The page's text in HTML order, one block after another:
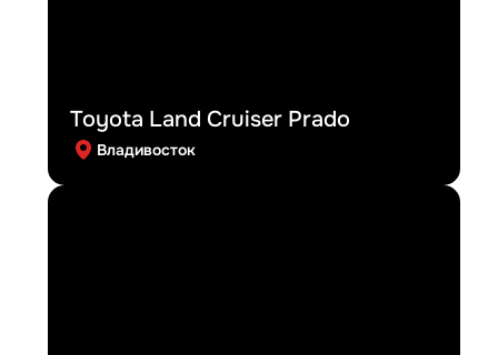
Toyota Land Cruiser Prado
Владивосток